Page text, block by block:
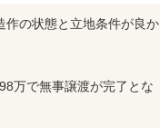
作の状態と立地条件が良か
万で無事譲渡が完了とな